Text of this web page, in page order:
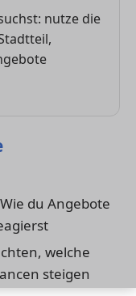
nutze die
Wie du Angebote
welche
steigen